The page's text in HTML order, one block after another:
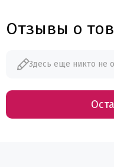
Отзывы о
Здесь еще никто не